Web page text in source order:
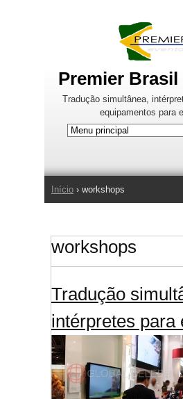
Premier
Tradução simultânea,
equipamentos para
Você está aqui
Início › workshops
workshops
Tradução
intérpretes para